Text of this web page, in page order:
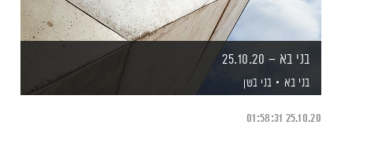
בני בא – 25.10.20
בני בא בני בשן
25.10.20
01:58:31